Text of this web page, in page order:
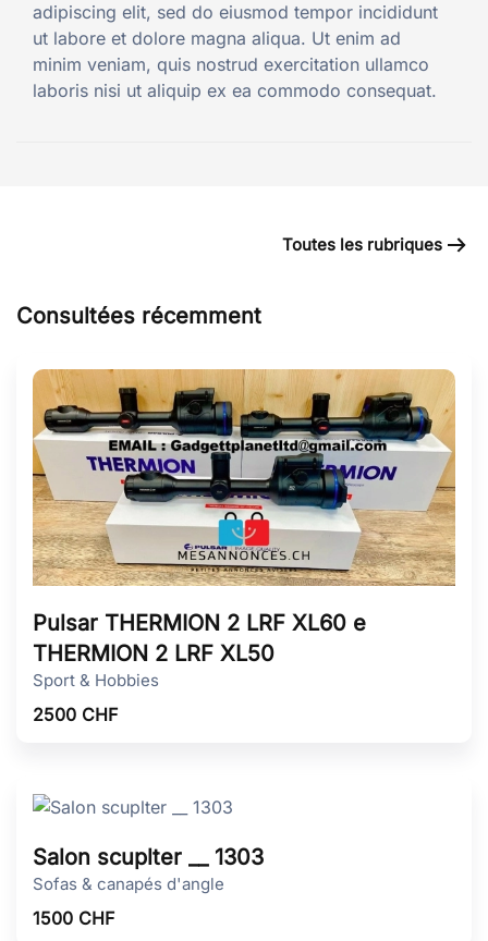
adipiscing elit, sed do eiusmod tempor incididunt
ut labore et dolore magna aliqua. Ut enim ad
minim veniam, quis nostrud exercitation ullamco
laboris nisi ut aliquip ex ea commodo consequat.
Toutes les rubriques
Consultées récemment
Pulsar THERMION 2 LRF XL60 e
THERMION 2 LRF XL50
Sport & Hobbies
2500 CHF
Salon scuplter __ 1303
Sofas & canapés d'angle
1500 CHF